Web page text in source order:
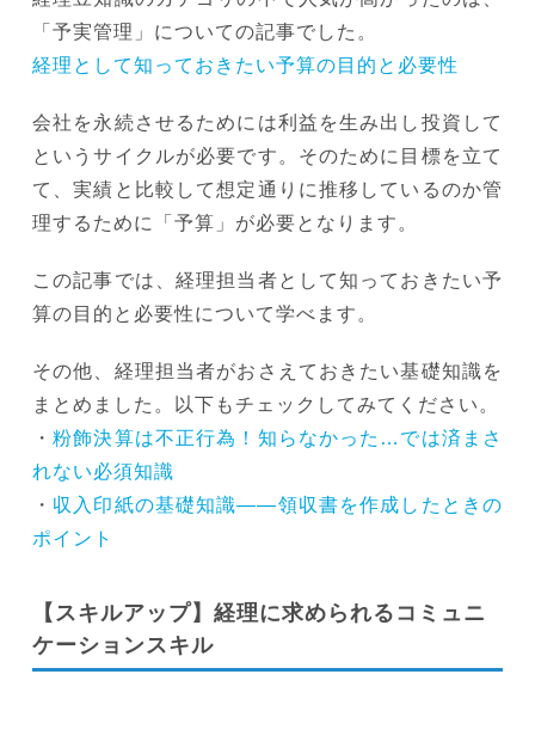
「予実管理」についての記事でした。
経理として知っておきたい予算の目的と必要性
会社を永続させるためには利益を生み出し投資して
というサイクルが必要です。そのために目標を立て
て、実績と比較して想定通りに推移しているのか管
理するために「予算」が必要となります。
この記事では、経理担当者として知っておきたい予
算の目的と必要性について学べます。
その他、経理担当者がおさえておきたい基礎知識を
まとめました。以下もチェックしてみてください。
・粉飾決算は不正行為！知らなかった…では済まさ
れない必須知識
・ 収入印紙の基礎知識――領収書を作成したときの
ポイント
【スキルアップ】経理に求められるコミュニ
ケーションスキル